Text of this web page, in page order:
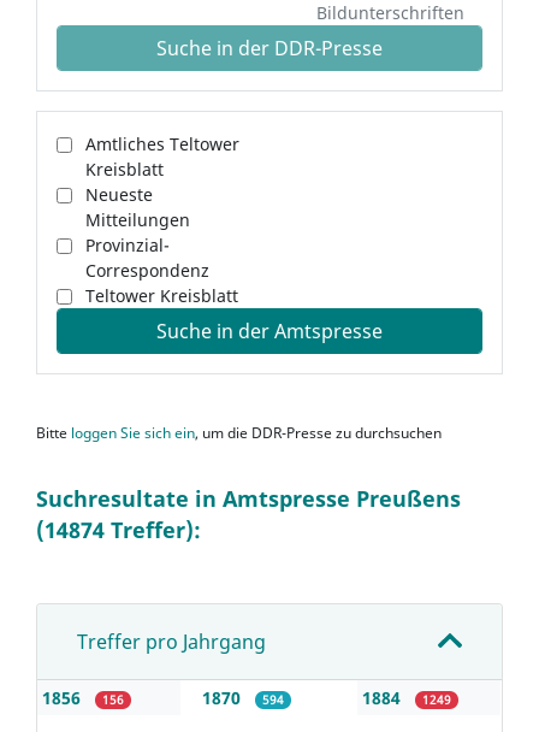
Bildunterschriften
Suche in der DDR-Presse
Amtliches Teltower
Kreisblatt
Neueste
Mitteilungen
Provinzial-
Correspondenz
Teltower Kreisblatt
Suche in der Amtspresse
Bitte loggen Sie sich ein, um die DDR-Presse zu durchsuchen
Suchresultate in Amtspresse Preußens
(14874 Treffer):
Treffer pro Jahrgang
1856 156 1870 594 1884 1249